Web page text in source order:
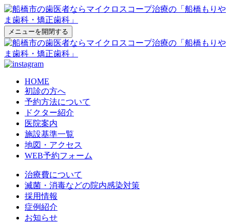
メニューを開閉する
HOME
初診の方へ
予約方法について
ドクター紹介
医院案内
施設基準一覧
地図・アクセス
WEB予約フォーム
治療費について
滅菌・消毒などの院内感染対策
採用情報
症例紹介
お知らせ